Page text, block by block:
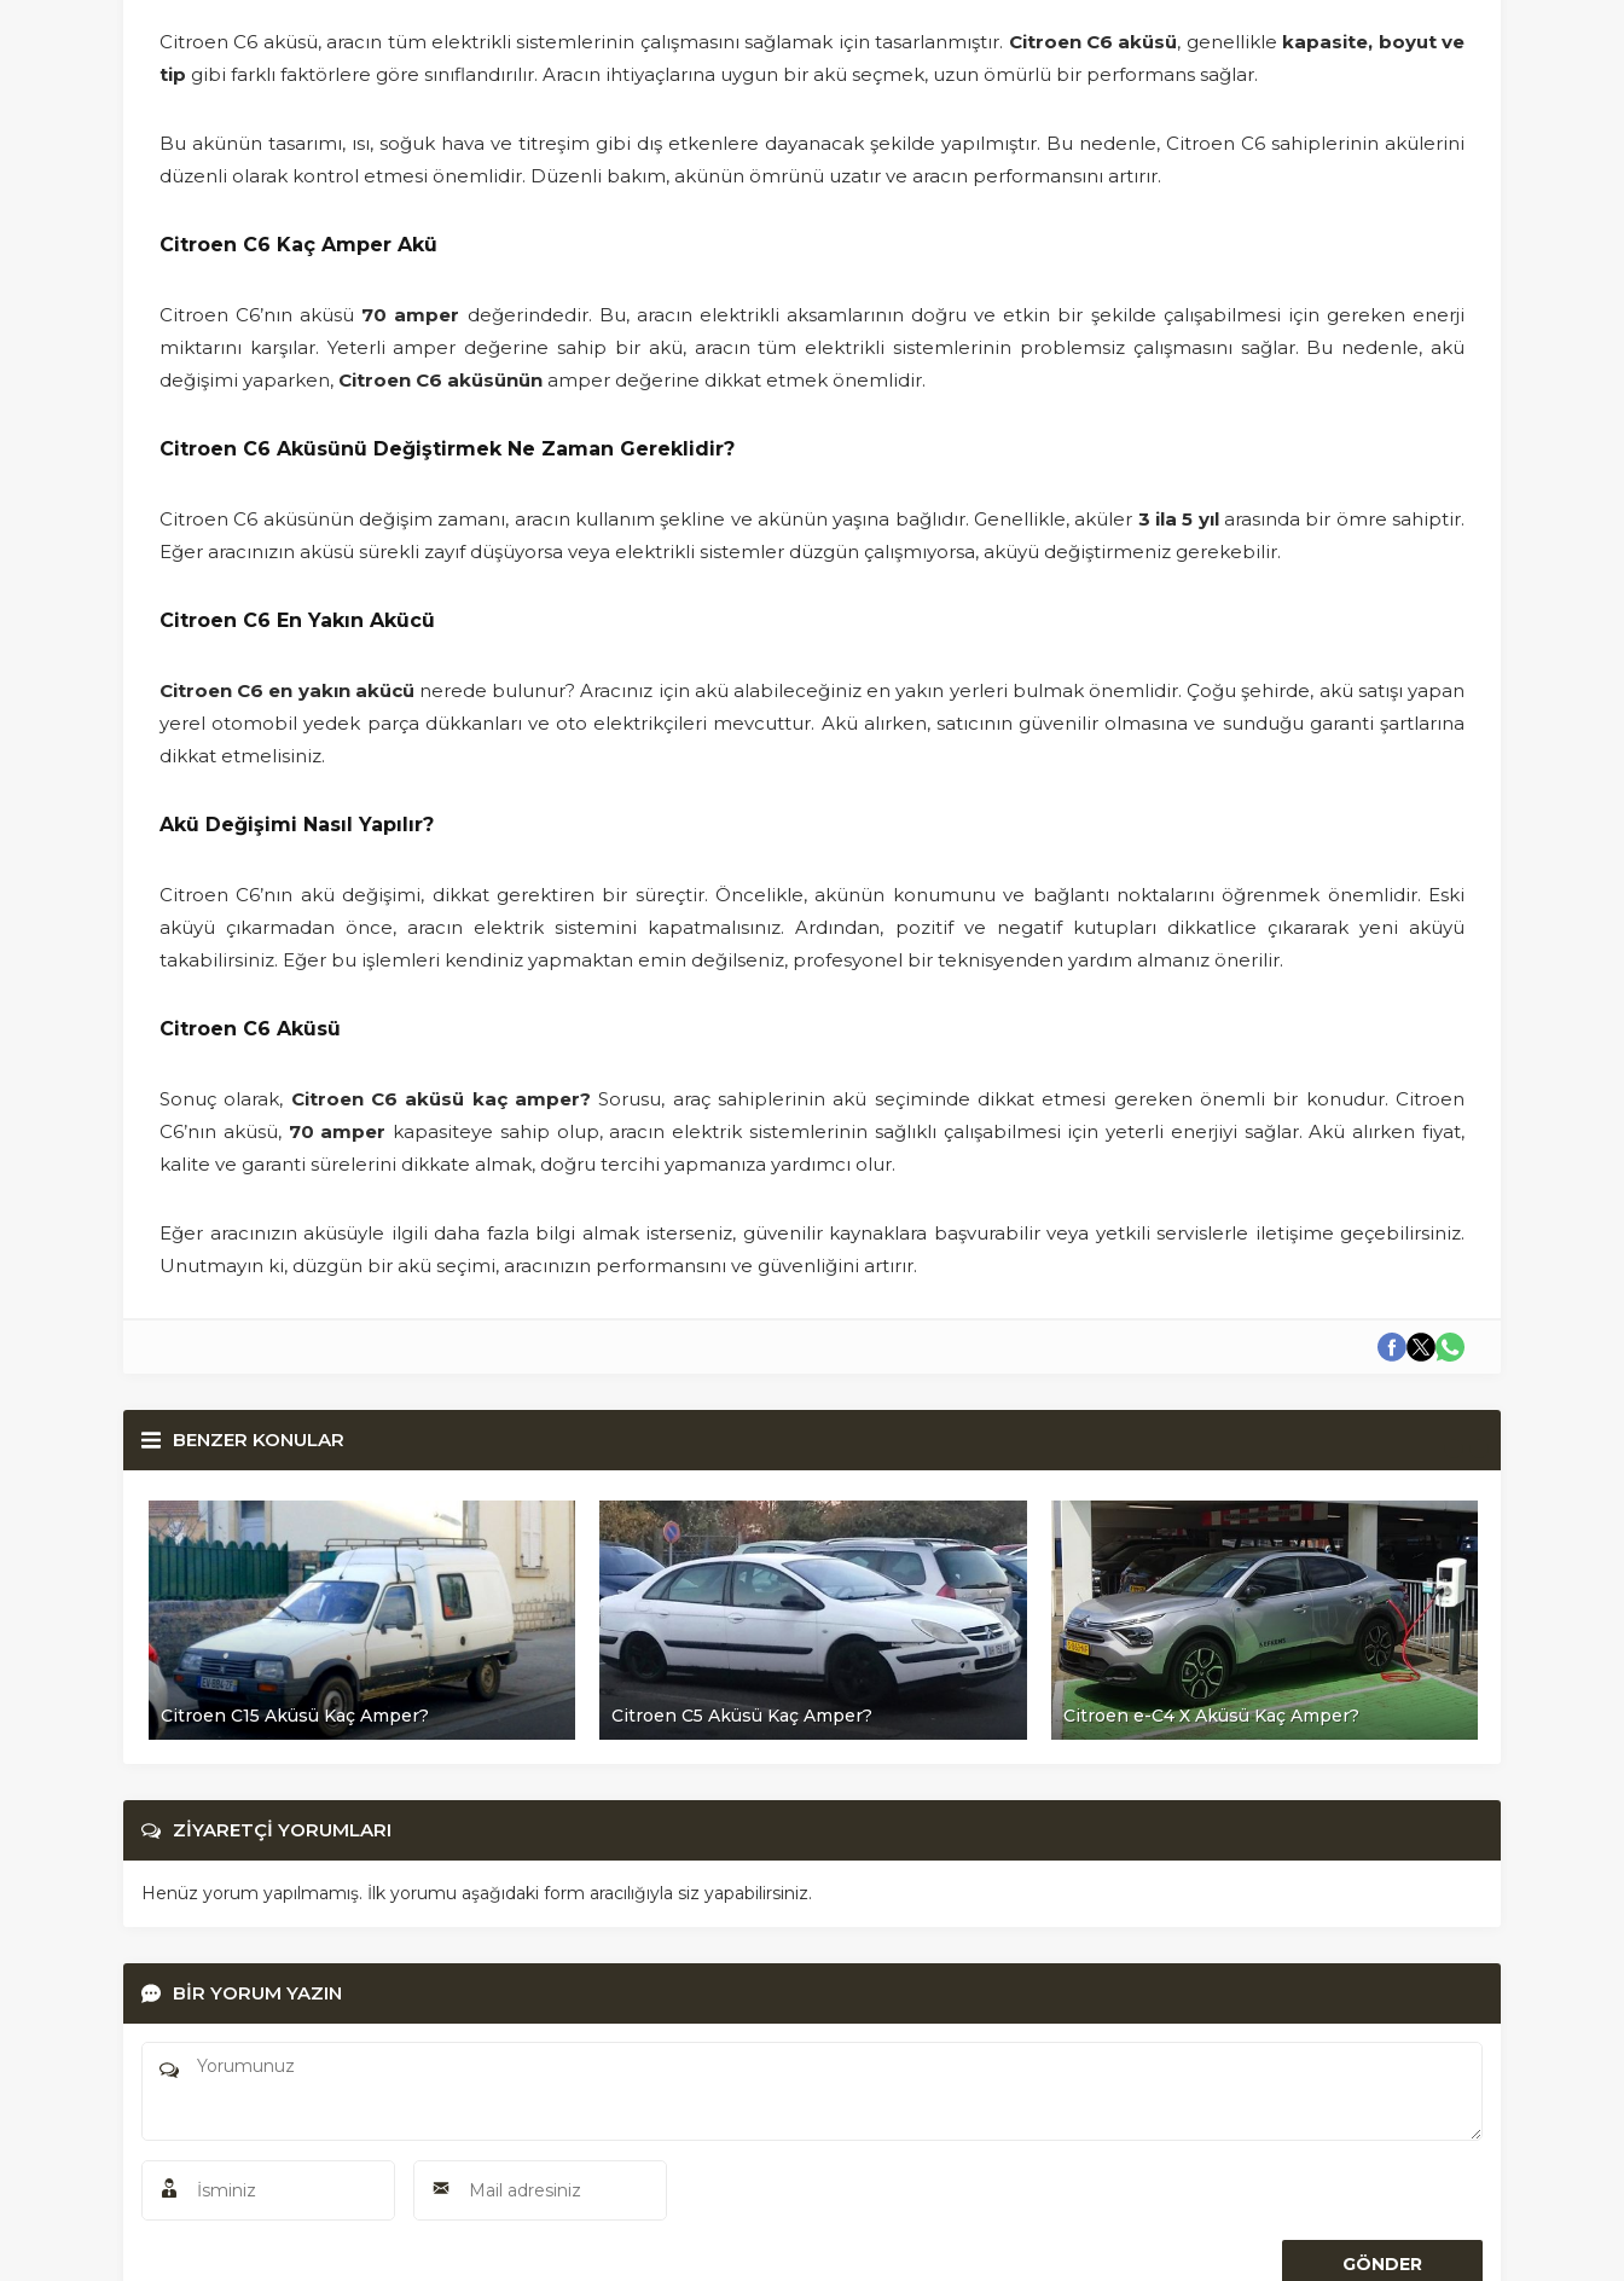
Citroen C6 aküsü, aracın tüm elektrikli sistemlerinin çalışmasını sağlamak için tasarlanmıştır. Citroen C6 aküsü, genellikle kapasite, boyut ve
tip gibi farklı faktörlere göre sınıflandırılır. Aracın ihtiyaçlarına uygun bir akü seçmek, uzun ömürlü bir performans sağlar.
Bu akünün tasarımı, ısı, soğuk hava ve titreşim gibi dış etkenlere dayanacak şekilde yapılmıştır. Bu nedenle, Citroen C6 sahiplerinin akülerini
düzenli olarak kontrol etmesi önemlidir. Düzenli bakım, akünün ömrünü uzatır ve aracın performansını artırır.
Citroen C6 Kaç Amper Akü
Citroen C6’nın aküsü 70 amper değerindedir. Bu, aracın elektrikli aksamlarının doğru ve etkin bir şekilde çalışabilmesi için gereken enerji
miktarını karşılar. Yeterli amper değerine sahip bir akü, aracın tüm elektrikli sistemlerinin problemsiz çalışmasını sağlar. Bu nedenle, akü
değişimi yaparken, Citroen C6 aküsünün amper değerine dikkat etmek önemlidir.
Citroen C6 Aküsünü Değiştirmek Ne Zaman Gereklidir?
Citroen C6 aküsünün değişim zamanı, aracın kullanım şekline ve akünün yaşına bağlıdır. Genellikle, aküler 3 ila 5 yılarasında bir ömre sahiptir.
Eğer aracınızın aküsü sürekli zayıf düşüyorsa veya elektrikli sistemler düzgün çalışmıyorsa, aküyü değiştirmeniz gerekebilir.
Citroen C6 En Yakın Akücü
Citroen C6 en yakın akücü nerede bulunur? Aracınız için akü alabileceğiniz en yakın yerleri bulmak önemlidir. Çoğu şehirde, akü satışı yapan
yerel otomobil yedek parça dükkanları ve oto elektrikçileri mevcuttur. Akü alırken, satıcının güvenilir olmasına ve sunduğu garanti şartlarına
dikkat etmelisiniz.
Akü Değişimi Nasıl Yapılır?
Citroen C6’nın akü değişimi, dikkat gerektiren bir süreçtir. Öncelikle, akünün konumunu ve bağlantı noktalarını öğrenmek önemlidir. Eski
aküyü çıkarmadan önce, aracın elektrik sistemini kapatmalısınız. Ardından, pozitif ve negatif kutupları dikkatlice çıkararak yeni aküyü
takabilirsiniz. Eğer bu işlemleri kendiniz yapmaktan emin değilseniz, profesyonel bir teknisyenden yardım almanız önerilir.
Citroen C6 Aküsü
Sonuç olarak, Citroen C6 aküsü kaç amper? Sorusu, araç sahiplerinin akü seçiminde dikkat etmesi gereken önemli bir konudur. Citroen
C6’nın aküsü, 70 amper kapasiteye sahip olup, aracın elektrik sistemlerinin sağlıklı çalışabilmesi için yeterli enerjiyi sağlar. Akü alırken fiyat,
kalite ve garanti sürelerini dikkate almak, doğru tercihi yapmanıza yardımcı olur.
Eğer aracınızın aküsüyle ilgili daha fazla bilgi almak isterseniz, güvenilir kaynaklara başvurabilir veya yetkili servislerle iletişime geçebilirsiniz.
Unutmayın ki, düzgün bir akü seçimi, aracınızın performansını ve güvenliğini artırır.
BENZER KONULAR
Citroen C15 Aküsü Kaç Amper? Citroen C5 Aküsü Kaç Amper? Citroen e-C4 X Aküsü Kaç Amper?
ZİYARETÇİ YORUMLARI
Henüz yorum yapılmamış. İlk yorumu aşağıdaki form aracılığıyla siz yapabilirsiniz.
BİR YORUM YAZIN